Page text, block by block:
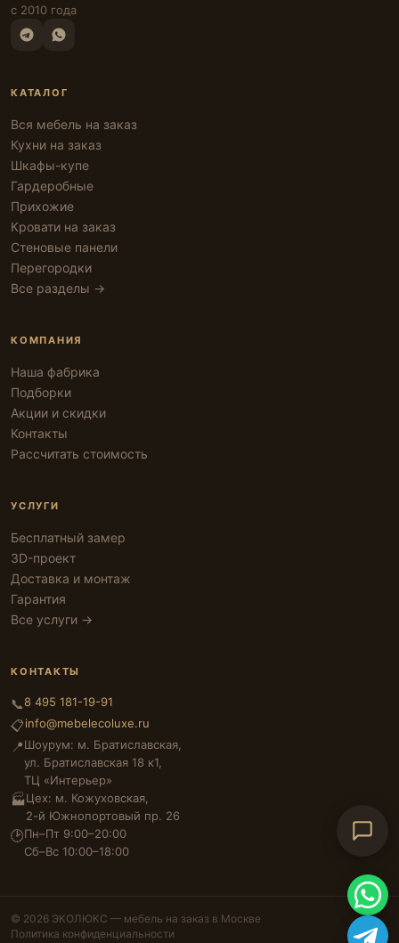
с 2010 года
КАТАЛОГ
Вся мебель на заказ
Кухни на заказ
Шкафы-купе
Гардеробные
Прихожие
Кровати на заказ
Стеновые панели
Перегородки
Все разделы →
КОМПАНИЯ
Наша фабрика
Подборки
Акции и скидки
Контакты
Рассчитать стоимость
УСЛУГИ
Бесплатный замер
3D-проект
Доставка и монтаж
Гарантия
Все услуги →
КОНТАКТЫ
📞8 495 181-19-91
📋info@mebelecoluxe.ru
📍Шоурум: м. Братиславская,
ул. Братиславская 18 к1,
ТЦ «Интерьер»
🏭Цех: м. Кожуховская,
2-й Южнопортовый пр. 26
🕑Пн–Пт 9:00–20:00
Сб–Вс 10:00–18:00
© 2026 ЭКОЛЮКС — мебель на заказ в Москве
Политика конфиденциальности